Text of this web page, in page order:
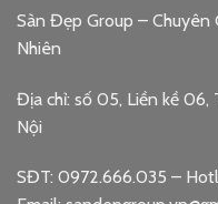
Sàn Đẹp Group – Chuyên
Nhiên
Địa chỉ: số 05, Liền kề 06,
Nội
SĐT: 0972.666.035 –